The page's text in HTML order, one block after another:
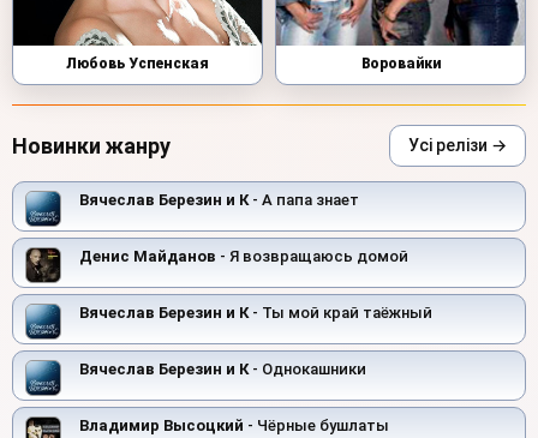
Любовь Успенская Воровайки
Новинки жанру Усі релізи →
Вячеслав Березин и К- А папа знает
Денис Майданов - Я возвращаюсь домой
Вячеслав Березин и К- Ты мой край таёжный
Вячеслав Березин и К- Однокашники
Владимир Высоцкий - Чёрные бушлаты